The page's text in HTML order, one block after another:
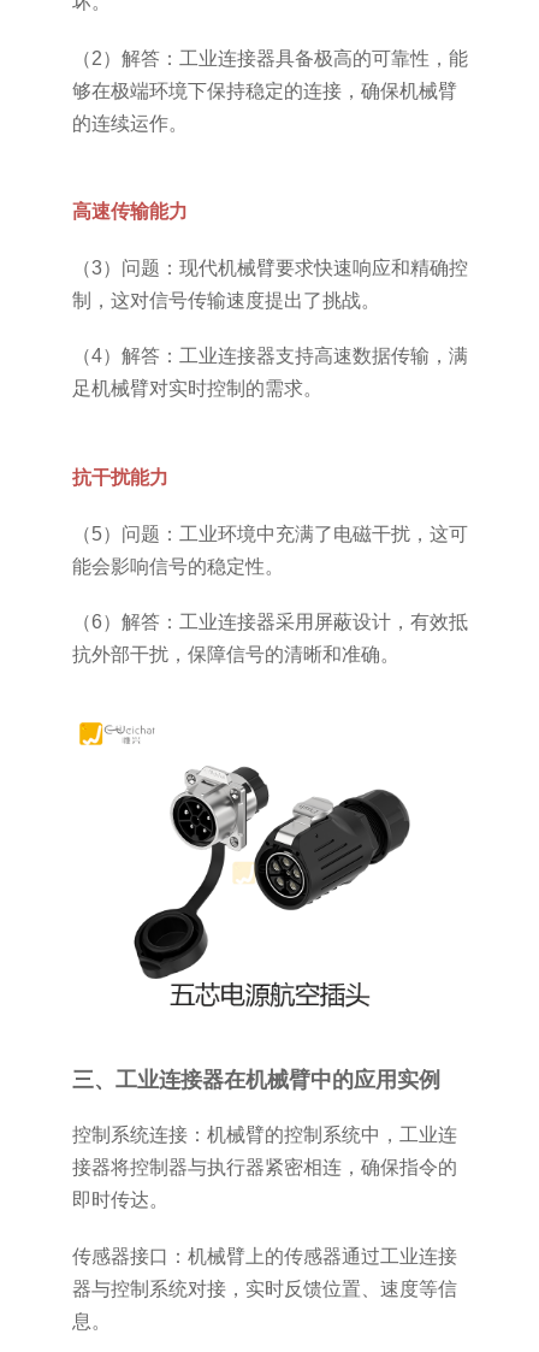
（2）解答：工业连接器具备极高的可靠性，能
够在极端环境下保持稳定的连接，确保机械臂
的连续运作。
高速传输能力
（3）问题：现代机械臂要求快速响应和精确控
制，这对信号传输速度提出了挑战。
（4）解答：工业连接器支持高速数据传输，满
足机械臂对实时控制的需求。
抗干扰能力
（5）问题：工业环境中充满了电磁干扰，这可
能会影响信号的稳定性。
（6）解答：工业连接器采用屏蔽设计，有效抵
抗外部干扰，保障信号的清晰和准确。
三、工业连接器在机械臂中的应用实例
控制系统连接：机械臂的控制系统中，工业连
接器将控制器与执行器紧密相连，确保指令的
即时传达。
传感器接口：机械臂上的传感器通过工业连接
器与控制系统对接，实时反馈位置、速度等信
息。